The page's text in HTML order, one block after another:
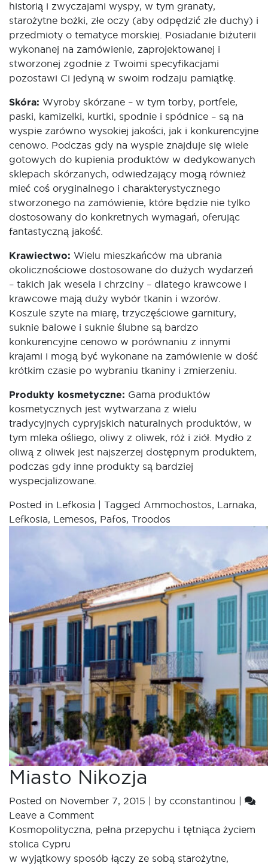
historią i zwyczajami wyspy, w tym granaty,
starożytne bożki, złe oczy (aby odpędzić złe duchy) i
przedmioty o tematyce morskiej. Posiadanie biżuterii
wykonanej na zamówienie, zaprojektowanej i
stworzonej zgodnie z Twoimi specyfikacjami
pozostawi Ci jedyną w swoim rodzaju pamiątkę.
Skóra: Wyroby skórzane – w tym torby, portfele,
paski, kamizelki, kurtki, spodnie i spódnice – są na
wyspie zarówno wysokiej jakości, jak i konkurencyjne
cenowo. Podczas gdy na wyspie znajduje się wiele
gotowych do kupienia produktów w dedykowanych
sklepach skórzanych, odwiedzający mogą również
mieć coś oryginalnego i charakterystycznego
stworzonego na zamówienie, które będzie nie tylko
dostosowany do konkretnych wymagań, oferując
fantastyczną jakość.
Krawiectwo: Wielu mieszkańców ma ubrania
okolicznościowe dostosowane do dużych wydarzeń
– takich jak wesela i chrzciny – dlatego krawcowe i
krawcowe mają duży wybór tkanin i wzorów.
Koszule szyte na miarę, trzyczęściowe garnitury,
suknie balowe i suknie ślubne są bardzo
konkurencyjne cenowo w porównaniu z innymi
krajami i mogą być wykonane na zamówienie w dość
krótkim czasie po wybraniu tkaniny i zmierzeniu.
Produkty kosmetyczne: Gama produktów
kosmetycznych jest wytwarzana z wielu
tradycyjnych cypryjskich naturalnych produktów, w
tym mleka ośliego, oliwy z oliwek, róż i ziół. Mydło z
oliwą z oliwek jest najszerzej dostępnym produktem,
podczas gdy inne produkty są bardziej
wyspecjalizowane.
Posted in Lefkosia | Tagged Ammochostos, Larnaka,
Lefkosia, Lemesos, Pafos, Troodos
Miasto Nikozja
Posted on November 7, 2015 | by cconstantinou |
Leave a Comment
Kosmopolityczna, pełna przepychu i tętniąca życiem
stolica Cypru
w wyjątkowy sposób łączy ze sobą starożytne,